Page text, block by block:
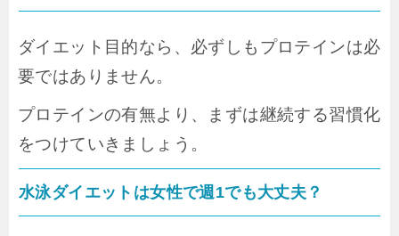
ダイエット目的なら、必ずしもプロテインは必
要ではありません。
プロテインの有無より、まずは継続する習慣化
をつけていきましょう。
水泳ダイエットは女性で週1でも大丈夫？